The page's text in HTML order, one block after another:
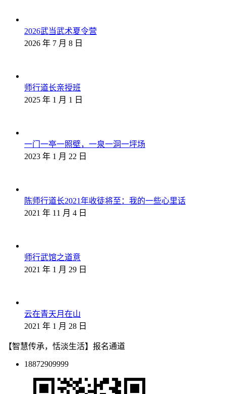
2026武当武术夏令营
2026 年 7 月 8 日
师行道长亲授班
2025 年 1 月 1 日
一门一亭一照壁，一泉一洞一坪场
2023 年 1 月 22 日
陈师行道长2021年收徒将至：我的一些心里话
2021 年 11 月 4 日
师行武馆之道意
2021 年 1 月 29 日
云在青天月在山
2021 年 1 月 28 日
【智慧传承，恬淡生活】报名通道
18872909999